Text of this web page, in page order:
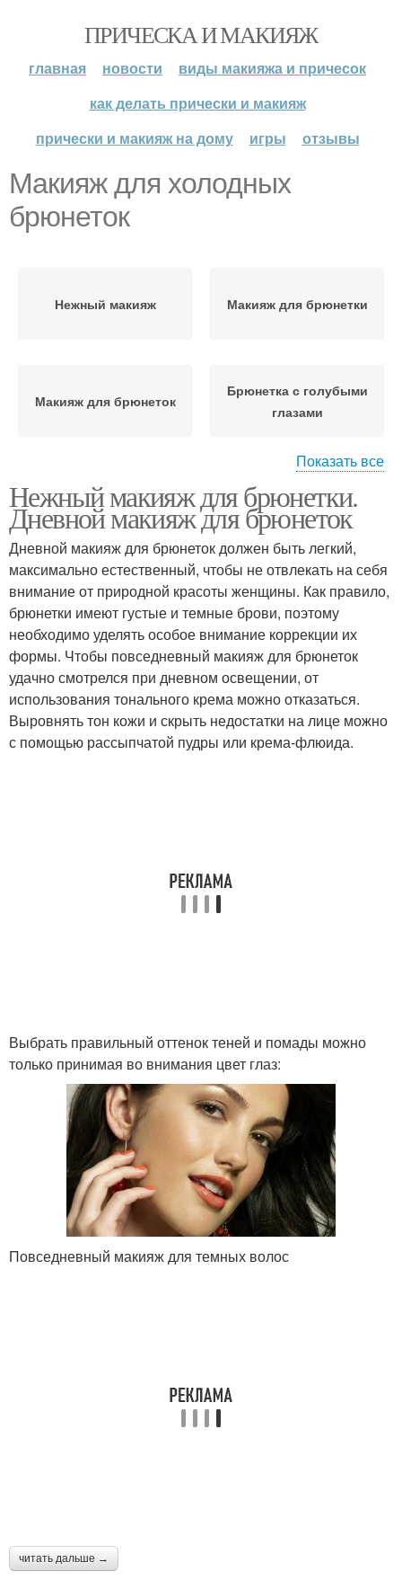
ПРИЧЕСКА И МАКИЯЖ
главная новости
виды макияжа и причесок
как делать прически и макияж
прически и макияж на дому
игры отзывы
Макияж для холодных
брюнеток
Нежный макияж Макияж для брюнетки
Макияж для брюнеток
Брюнетка с голубыми
глазами
Вечерний макияж Правильный макияж
Стильный макияж Универсальный макияж
Макияж на свадьбу Роковая брюнетка
зеленоглазых брюнеток
Показать все
Нежный макияж для брюнетки.
Дневной макияж для брюнеток
Дневной макияж для брюнеток должен быть легкий,
максимально естественный, чтобы не отвлекать на себя
внимание от природной красоты женщины. Как правило,
брюнетки имеют густые и темные брови, поэтому
необходимо уделять особое внимание коррекции их
формы. Чтобы повседневный макияж для брюнеток
удачно смотрелся при дневном освещении, от
использования тонального крема можно отказаться.
Выровнять тон кожи и скрыть недостатки на лице можно
с помощью рассыпчатой пудры или крема-флюида.
Выбрать правильный оттенок теней и помады можно
только принимая во внимания цвет глаз:
Повседневный макияж для темных волос
читать дальше →